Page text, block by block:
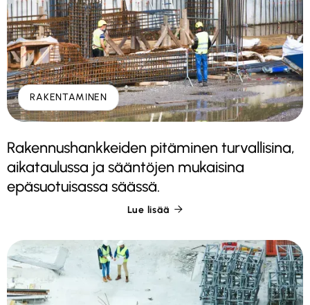
RAKENTAMINEN
Rakennushankkeiden pitäminen turvallisina,
aikataulussa ja sääntöjen mukaisina
epäsuotuisassa säässä.
Lue lisää 